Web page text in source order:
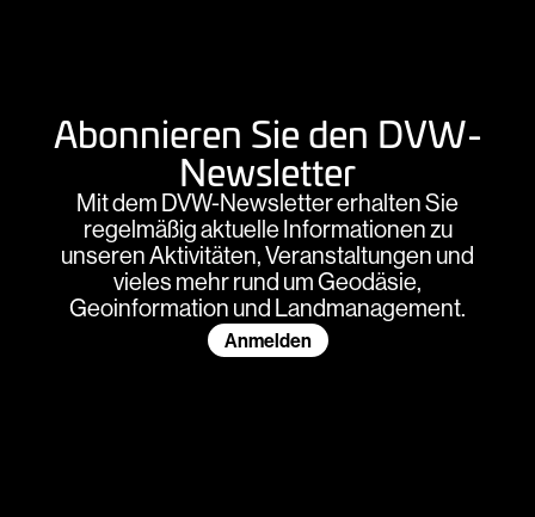
Abonnieren Sie den DVW-
Newsletter
Mit dem DVW-Newsletter erhalten Sie
regelmäßig aktuelle Informationen zu
unseren Aktivitäten, Veranstaltungen und
vieles mehr rund um Geodäsie,
Geoinformation und Landmanagement.
Anmelden